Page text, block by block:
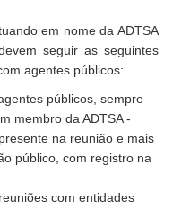
em nome da ADTSA
seguir as seguintes
agentes públicos:
públicos, sempre
membro da ADTSA -
na reunião e mais
público, com registro na
com entidades